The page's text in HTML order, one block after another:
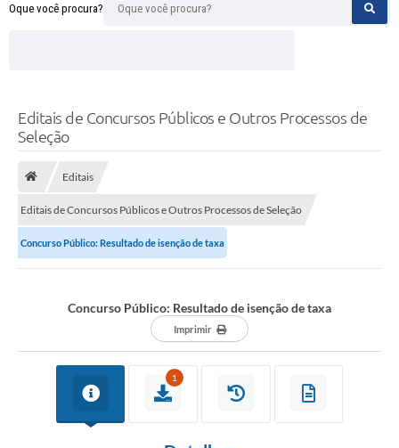
Oque você procura?
Editais de Concursos Públicos e Outros Processos de
Seleção
Editais
Editais de Concursos Públicos e Outros Processos de Seleção
Concurso Público: Resultado de isenção de taxa
Concurso Público: Resultado de isenção de taxa
Imprimir
1